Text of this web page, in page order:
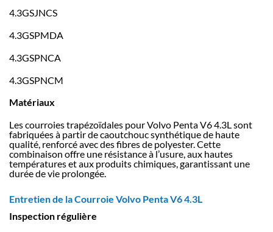
4.3GSJNCS
4.3GSPMDA
4.3GSPNCA
4.3GSPNCM
Matériaux
Les courroies trapézoïdales pour Volvo Penta V6 4.3L sont
fabriquées à partir de caoutchouc synthétique de haute
qualité, renforcé avec des fibres de polyester. Cette
combinaison offre une résistance à l’usure, aux hautes
températures et aux produits chimiques, garantissant une
durée de vie prolongée.
Entretien de la Courroie Volvo Penta V6 4.3L
Inspection régulière